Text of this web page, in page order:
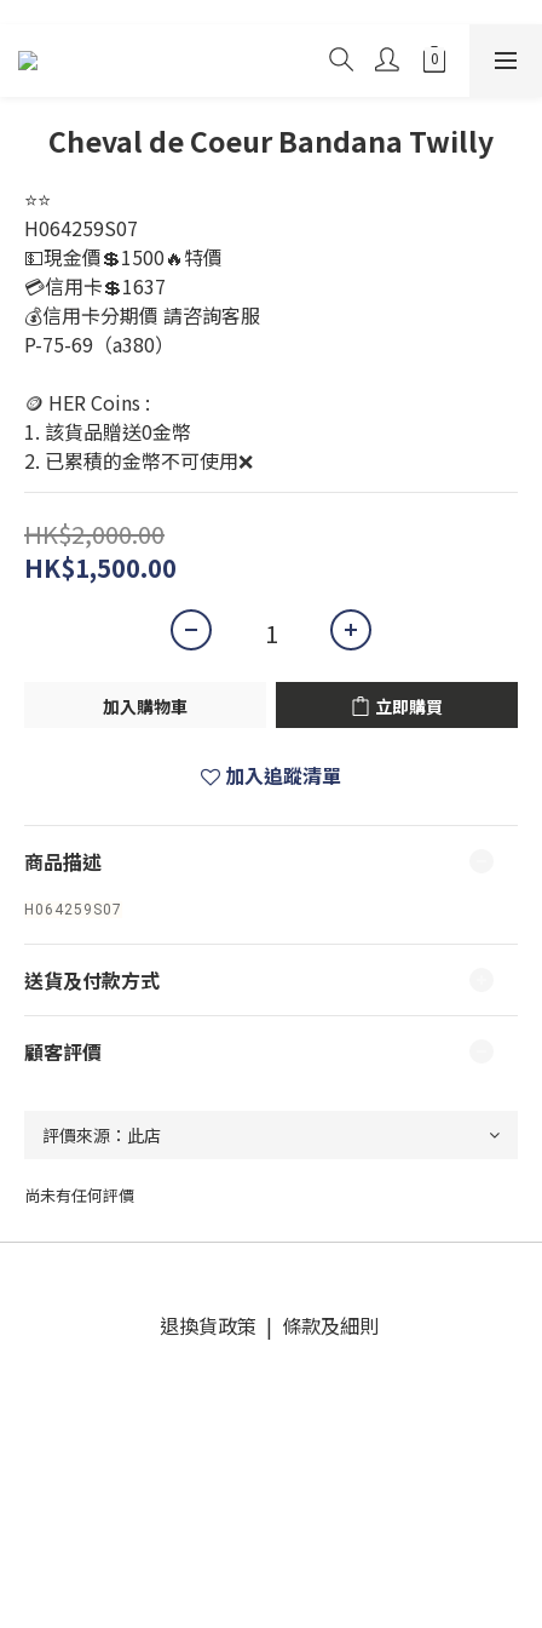
Cheval de Coeur Bandana Twilly
⭐️⭐️
H064259S07
💵現金價💲1500🔥特價
💳信用卡💲1637
💰信用卡分期價 請咨詢客服
P-75-69（a380）
🪙 HER Coins :
1. 該貨品贈送0金幣
2. 已累積的金幣不可使用❌
HK$2,000.00
HK$1,500.00
加入購物車 立即購買
加入追蹤清單
商品描述
H064259S07
送貨及付款方式
顧客評價
尚未有任何評價
退換貨政策 | 條款及細則